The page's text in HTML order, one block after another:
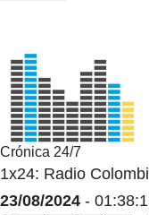
Crónica 24/7
1x24: Radio
23/08/2024 -